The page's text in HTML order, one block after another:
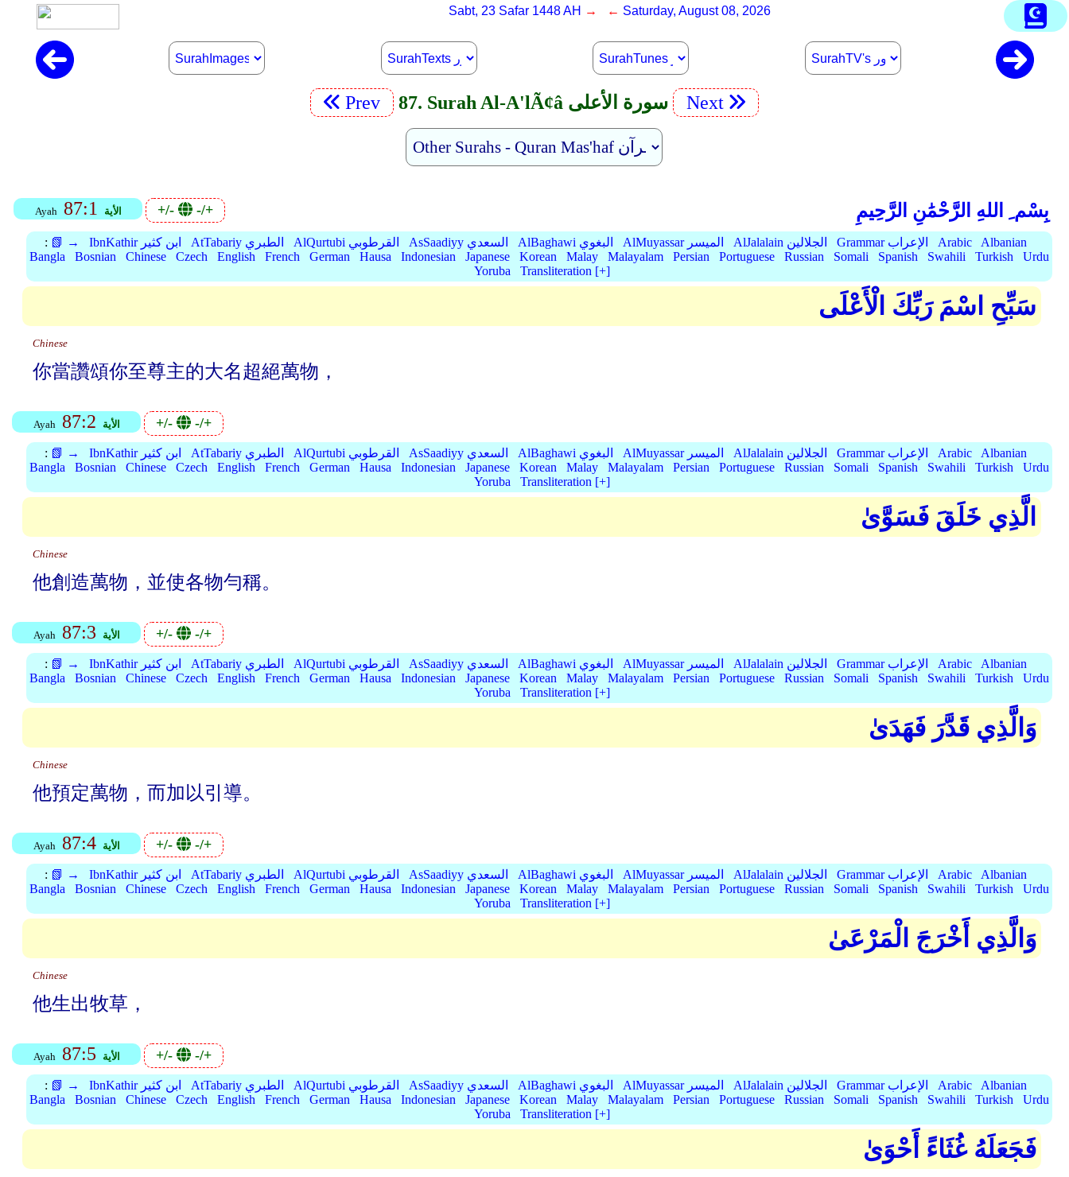
Sabt, 23 Safar 1448 AH → ← Saturday, August 08, 2026
Prev 87. Surah Al-A'lÃ¢â سورة الأعلى Next
Ayah 87:1 الأية +/- -/+ بِسْم ِ اللهِ الرَّحْمَٰنِ الرَّحِيمِ
: 📗 → IbnKathir ابن كثير AtTabariy الطبري AlQurtubi القرطوبي AsSaadiyy السعدي AlBaghawi البغوي AlMuyassar الميسر AlJalalain الجلالين Grammar الإعراب Arabic
Albanian
Bangla
Bosnian Chinese Czech English French German Hausa Indonesian Japanese Korean Malay Malayalam Persian Portuguese Russian Somali Spanish Swahili Turkish
Urdu
Yoruba
Transliteration [+]
سَبِّحِ اسْمَ رَبِّكَ الْأَعْلَى
Chinese
你當讚頌你至尊主的大名超絕萬物，
Ayah 87:2 الأية +/- -/+
: 📗 → IbnKathir ابن كثير AtTabariy الطبري AlQurtubi القرطوبي AsSaadiyy السعدي AlBaghawi البغوي AlMuyassar الميسر AlJalalain الجلالين Grammar الإعراب Arabic
Albanian
Bangla
Bosnian Chinese Czech English French German Hausa Indonesian Japanese Korean Malay Malayalam Persian Portuguese Russian Somali Spanish Swahili Turkish
Urdu
Yoruba
Transliteration [+]
الَّذِي خَلَقَ فَسَوَّىٰ
Chinese
他創造萬物，並使各物勻稱。
Ayah 87:3 الأية +/- -/+
: 📗 → IbnKathir ابن كثير AtTabariy الطبري AlQurtubi القرطوبي AsSaadiyy السعدي AlBaghawi البغوي AlMuyassar الميسر AlJalalain الجلالين Grammar الإعراب Arabic
Albanian
Bangla
Bosnian Chinese Czech English French German Hausa Indonesian Japanese Korean Malay Malayalam Persian Portuguese Russian Somali Spanish Swahili Turkish
Urdu
Yoruba
Transliteration [+]
وَالَّذِي قَدَّرَ فَهَدَىٰ
Chinese
他預定萬物，而加以引導。
Ayah 87:4 الأية +/- -/+
: 📗 → IbnKathir ابن كثير AtTabariy الطبري AlQurtubi القرطوبي AsSaadiyy السعدي AlBaghawi البغوي AlMuyassar الميسر AlJalalain الجلالين Grammar الإعراب Arabic
Albanian
Bangla
Bosnian Chinese Czech English French German Hausa Indonesian Japanese Korean Malay Malayalam Persian Portuguese Russian Somali Spanish Swahili Turkish
Urdu
Yoruba
Transliteration [+]
وَالَّذِي أَخْرَجَ الْمَرْعَىٰ
Chinese
他生出牧草，
Ayah 87:5 الأية +/- -/+
: 📗 → IbnKathir ابن كثير AtTabariy الطبري AlQurtubi القرطوبي AsSaadiyy السعدي AlBaghawi البغوي AlMuyassar الميسر AlJalalain الجلالين Grammar الإعراب Arabic
Albanian
Bangla
Bosnian Chinese Czech English French German Hausa Indonesian Japanese Korean Malay Malayalam Persian Portuguese Russian Somali Spanish Swahili Turkish
Urdu
Yoruba
Transliteration [+]
فَجَعَلَهُ غُثَاءً أَحْوَىٰ